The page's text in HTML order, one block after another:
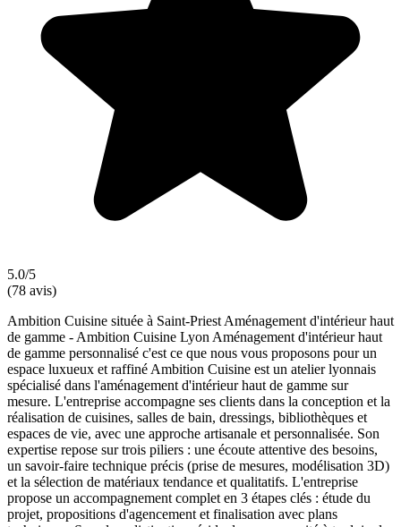
5.0/5
(78 avis)
Ambition Cuisine située à Saint-Priest Aménagement d'intérieur haut
de gamme - Ambition Cuisine Lyon Aménagement d'intérieur haut
de gamme personnalisé c'est ce que nous vous proposons pour un
espace luxueux et raffiné Ambition Cuisine est un atelier lyonnais
spécialisé dans l'aménagement d'intérieur haut de gamme sur
mesure. L'entreprise accompagne ses clients dans la conception et la
réalisation de cuisines, salles de bain, dressings, bibliothèques et
espaces de vie, avec une approche artisanale et personnalisée. Son
expertise repose sur trois piliers : une écoute attentive des besoins,
un savoir-faire technique précis (prise de mesures, modélisation 3D)
et la sélection de matériaux tendance et qualitatifs. L'entreprise
propose un accompagnement complet en 3 étapes clés : étude du
projet, propositions d'agencement et finalisation avec plans